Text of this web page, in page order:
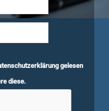
gelesen
diese.